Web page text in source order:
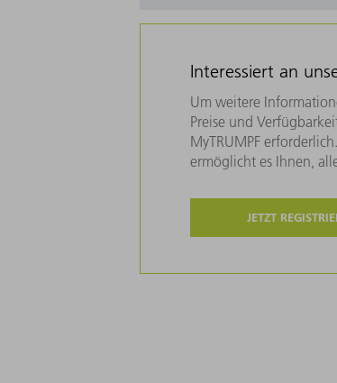
Interessiert an
Um weitere
Preise und
MyTRUMPF
ermöglicht es Ihnen,
JETZT